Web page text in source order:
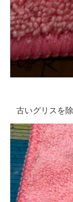
古いグリスを